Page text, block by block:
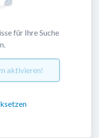
für Ihre Suche
aktivieren!